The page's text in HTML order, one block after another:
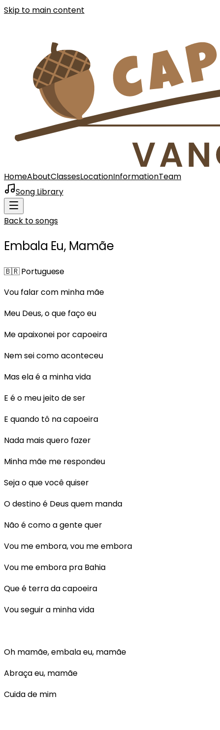
Skip to main content
HomeAboutClassesLocationInformationTeam
Song Library
Back to songs
Embala Eu, Mamãe
🇧🇷Portuguese
Vou falar com minha mãe
Meu Deus, o que faço eu
Me apaixonei por capoeira
Nem sei como aconteceu
Mas ela é a minha vida
E é o meu jeito de ser
E quando tô na capoeira
Nada mais quero fazer
Minha mãe me respondeu
Seja o que você quiser
O destino é Deus quem manda
Não é como a gente quer
Vou me embora, vou me embora
Vou me embora pra Bahia
Que é terra da capoeira
Vou seguir a minha vida
Oh mamãe, embala eu, mamãe
Abraça eu, mamãe
Cuida de mim